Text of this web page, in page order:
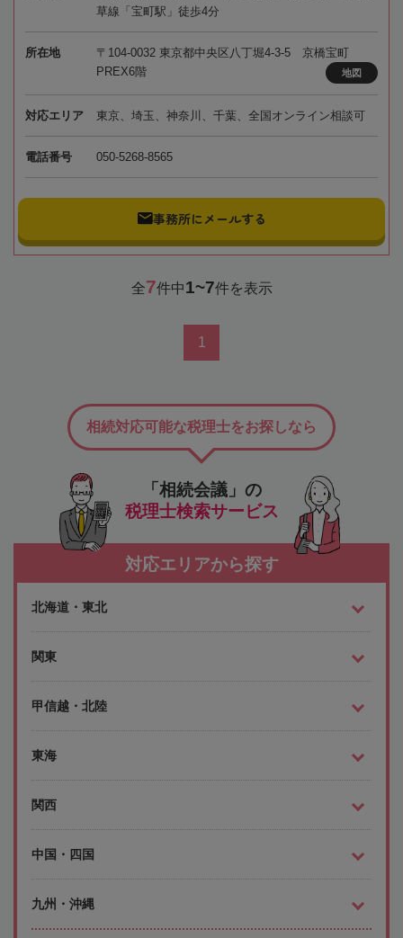
草線「宝町駅」徒歩4分
所在地
〒104-0032 東京都中央区八丁堀4-3-5 京橋宝町
PREX6階
地図
対応エリア 東京、埼玉、神奈川、千葉、全国オンライン相談可
電話番号 050-5268-8565
事務所にメールする
全7件中1~7件を表示
1
「相続会議」の
税理士検索サービス
相続対応可能な税理士をお探しなら
対応エリアから探す
北海道・東北
関東
甲信越・北陸
東海
関西
中国・四国
九州・沖縄